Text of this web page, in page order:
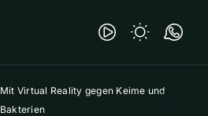
Mit Virtual Reality gegen Keime und
Bakterien